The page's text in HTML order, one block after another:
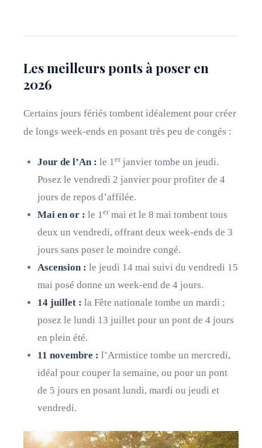
Les meilleurs ponts à poser en
2026
Certains jours fériés tombent idéalement pour créer
de longs week-ends en posant très peu de congés :
Jour de l’An : le 1erjanvier tombe un jeudi.
Posez le vendredi 2 janvier pour profiter de 4
jours de repos d’affilée.
Mai en or : le 1ermai et le 8 mai tombent tous
deux un vendredi, offrant deux week-ends de 3
jours sans poser le moindre congé.
Ascension : le jeudi 14 mai suivi du vendredi 15
mai posé donne un week-end de 4 jours.
14 juillet : la Fête nationale tombe un mardi ;
posez le lundi 13 juillet pour un pont de 4 jours
en plein été.
11 novembre : l’Armistice tombe un mercredi,
idéal pour couper la semaine, ou pour un pont
de 5 jours en posant lundi, mardi ou jeudi et
vendredi.